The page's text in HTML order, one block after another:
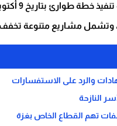
وتشمل مشاريع متنوعة تخفف
والرد على الاستفسارات
النازحة
تهم القطاع الخاص بغزة